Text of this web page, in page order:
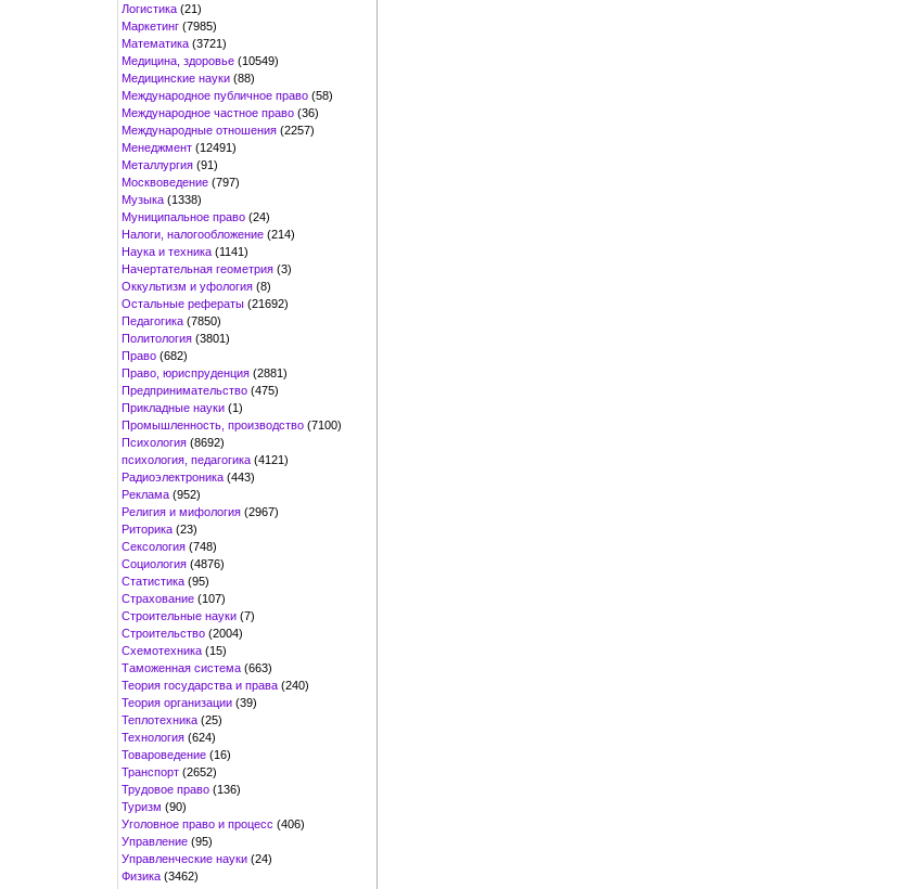
Логистика (21)
Маркетинг (7985)
Математика (3721)
Медицина, здоровье (10549)
Медицинские науки (88)
Международное публичное право (58)
Международное частное право (36)
Международные отношения (2257)
Менеджмент (12491)
Металлургия (91)
Москвоведение (797)
Музыка (1338)
Муниципальное право (24)
Налоги, налогообложение (214)
Наука и техника (1141)
Начертательная геометрия (3)
Оккультизм и уфология (8)
Остальные рефераты (21692)
Педагогика (7850)
Политология (3801)
Право (682)
Право, юриспруденция (2881)
Предпринимательство (475)
Прикладные науки (1)
Промышленность, производство (7100)
Психология (8692)
психология, педагогика (4121)
Радиоэлектроника (443)
Реклама (952)
Религия и мифология (2967)
Риторика (23)
Сексология (748)
Социология (4876)
Статистика (95)
Страхование (107)
Строительные науки (7)
Строительство (2004)
Схемотехника (15)
Таможенная система (663)
Теория государства и права (240)
Теория организации (39)
Теплотехника (25)
Технология (624)
Товароведение (16)
Транспорт (2652)
Трудовое право (136)
Туризм (90)
Уголовное право и процесс (406)
Управление (95)
Управленческие науки (24)
Физика (3462)